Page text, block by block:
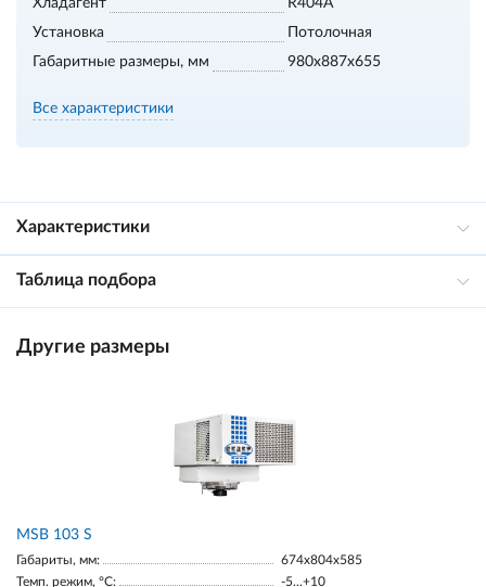
Хладагент
R404A
Установка
Потолочная
Габаритные размеры, мм
980х887х655
Все характеристики
Характеристики
Таблица подбора
Другие размеры
MSB 103 S
Габариты, мм:
674х804х585
Темп. режим, °С:
-5...+10